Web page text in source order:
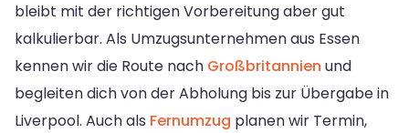
bleibt mit der richtigen Vorbereitung aber gut
kalkulierbar. Als Umzugsunternehmen aus Essen
kennen wir die Route nach Großbritannien und
begleiten dich von der Abholung bis zur Übergabe in
Liverpool. Auch als Fernumzug planen wir Termin,